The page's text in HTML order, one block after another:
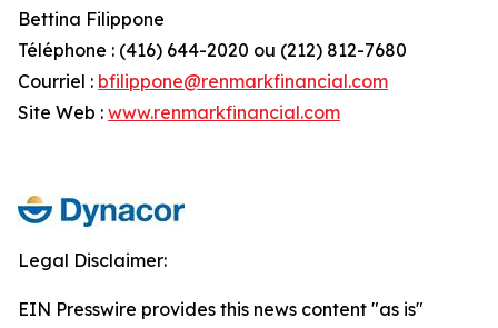
Bettina Filippone
Téléphone : (416) 644-2020 ou (212) 812-7680
Courriel : bfilippone@renmarkfinancial.com
Site Web : www.renmarkfinancial.com
Legal Disclaimer:
EIN Presswire provides this news content "as is"